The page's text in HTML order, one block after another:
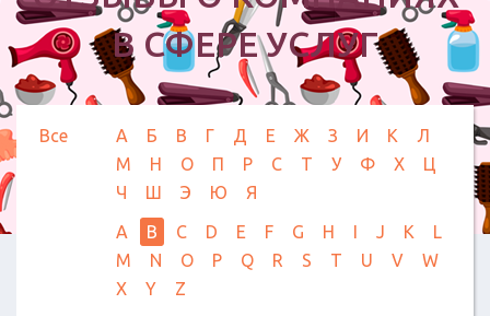
В СФЕРЕ УСЛУГ
Все А Б В Г Д Е Ж З И К
Л
М
Н О П Р С Т У Ф Х
Ц
Ч
Ш Э Ю
Я
A
B C D E F G H I J K
L
M
N O P Q R S T U V
W
X
Y
Z